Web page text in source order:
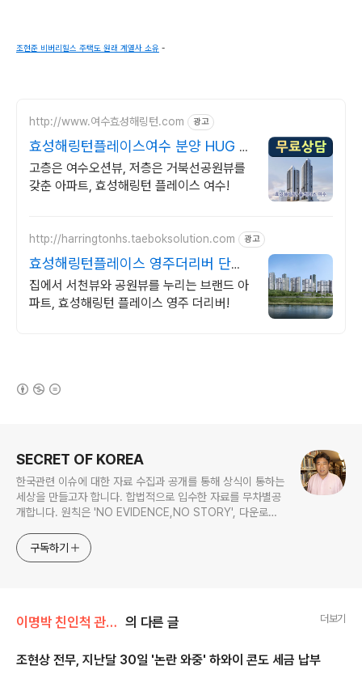
조현준 비버리힐스 주택도 원래 계열사 소유 -
http://www.여수효성해링턴.com 광고
효성해링턴플레이스여수 분양 HUG 보
증 브랜드 아파트!
고층은 여수오션뷰, 저층은 거북선공원뷰를
갖춘 아파트, 효성해링턴 플레이스 여수!
http://harringtonhs.taeboksolution.com 광고
효성해링턴플레이스 영주더리버 단지
앞에는 서천 산책로까지
집에서 서천뷰와 공원뷰를 누리는 브랜드 아
파트, 효성해링턴 플레이스 영주 더리버!
SECRET OF KOREA
한국관련 이슈에 대한 자료 수집과 공개를 통해 상식이 통하는
세상을 만들고자 합니다. 합법적으로 입수한 자료를 무차별공
개합니다. 원칙은 'NO EVIDENCE,NO STORY', 다운로드
jesim56@gmail.com, 안보일때는 구글리더나 RSS로!!
구독하기
이명박 친인척 관련서류 의 다른 글 더보기
조현상 전무, 지난달 30일 '논란 와중' 하와이 콘도 세금 납부